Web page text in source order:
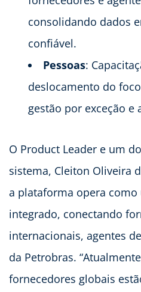
consolidando dados
confiável.
Pessoas:
deslocamento do
gestão por exceção e
O Product Leader e um
sistema, Cleiton Oliveira
a plataforma opera
integrado, conectando
internacionais, agentes
da Petrobras.
fornecedores globais